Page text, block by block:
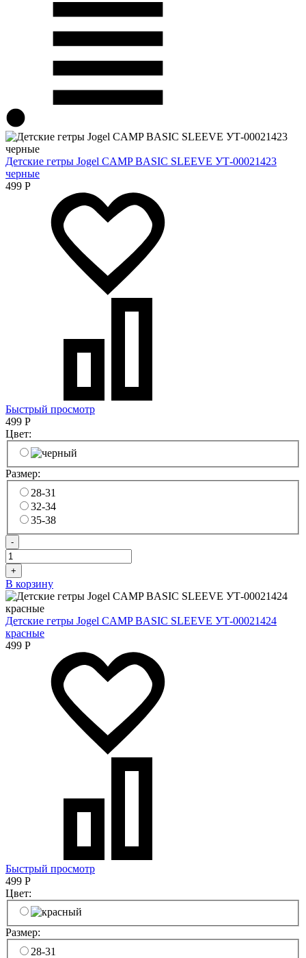
Детские гетры Jogel CAMP BASIC SLEEVE УТ-00021423
черные
499 Р
Быстрый просмотр
499 Р
Цвет:
Размер:
28-31
32-34
35-38
-
+
В корзину
Детские гетры Jogel CAMP BASIC SLEEVE УТ-00021424
красные
499 Р
Быстрый просмотр
499 Р
Цвет:
Размер:
28-31